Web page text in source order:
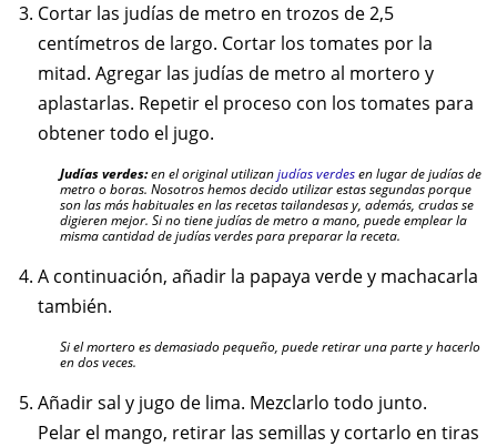
Cortar las judías de metro en trozos de 2,5
centímetros de largo. Cortar los tomates por la
mitad. Agregar las judías de metro al mortero y
aplastarlas. Repetir el proceso con los tomates para
obtener todo el jugo.
Judías verdes:en el original utilizanjudías verdesen lugar de judías de
metro o boras. Nosotros hemos decido utilizar estas segundas porque
son las más habituales en las recetas tailandesas y, además, crudas se
digieren mejor. Si no tiene judías de metro a mano, puede emplear la
misma cantidad de judías verdes para preparar la receta.
A continuación, añadir la papaya verde y machacarla
también.
Si el mortero es demasiado pequeño, puede retirar una parte y hacerlo
en dos veces.
Añadir sal y jugo de lima. Mezclarlo todo junto.
Pelar el mango, retirar las semillas y cortarlo en tiras